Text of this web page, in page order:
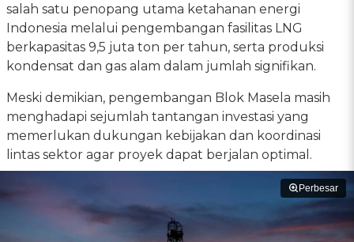
salah satu penopang utama ketahanan energi
Indonesia melalui pengembangan fasilitas LNG
berkapasitas 9,5 juta ton per tahun, serta produksi
kondensat dan gas alam dalam jumlah signifikan.
Meski demikian, pengembangan Blok Masela masih
menghadapi sejumlah tantangan investasi yang
memerlukan dukungan kebijakan dan koordinasi
lintas sektor agar proyek dapat berjalan optimal.
Perbesar